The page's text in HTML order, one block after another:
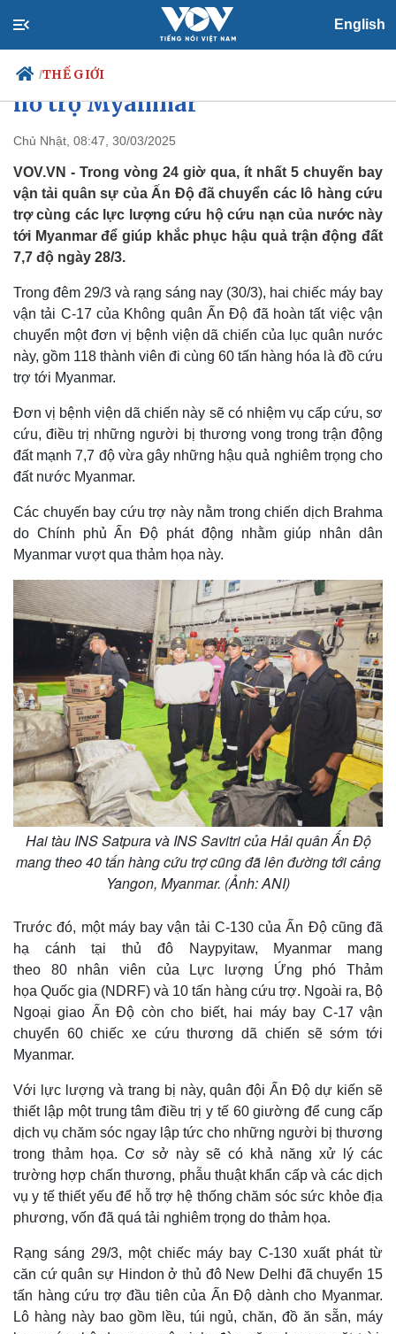
English
/THẾ GIỚI
Chính trị
Đảng
Tổ chức nhân sự
Quốc hội
Nhận diện sự thật
Xã hội
Tin 24h
Dự báo thời tiết
Giáo dục
Dấu ấn VOV
Thế giới
Quan sát
Cuộc sống đó đây
Hồ sơ
Multimedia
Video
Ảnh
E-Magazine
Infographic
Vận tải cơ và tàu hải quân Ấn Độ
đưa lực lượng và hàng hóa sang
hỗ trợ Myanmar
Chủ Nhật, 08:47, 30/03/2025
VOV.VN - Trong vòng 24 giờ qua, ít nhất 5 chuyến bay
vận tải quân sự của Ấn Độ đã chuyển các lô hàng cứu
trợ cùng các lực lượng cứu hộ cứu nạn của nước này
tới Myanmar để giúp khắc phục hậu quả trận động đất
7,7 độ ngày 28/3.
Trong đêm 29/3 và rạng sáng nay (30/3), hai chiếc máy bay
vận tải C-17 của Không quân Ấn Độ đã hoàn tất việc vận
chuyển một đơn vị bệnh viện dã chiến của lục quân nước
này, gồm 118 thành viên đi cùng 60 tấn hàng hóa là đồ cứu
trợ tới Myanmar.
Đơn vị bệnh viện dã chiến này sẽ có nhiệm vụ cấp cứu, sơ
cứu, điều trị những người bị thương vong trong trận động
đất mạnh 7,7 độ vừa gây những hậu quả nghiêm trọng cho
đất nước Myanmar.
Các chuyến bay cứu trợ này nằm trong chiến dịch Brahma
do Chính phủ Ấn Độ phát động nhằm giúp nhân dân
Myanmar vượt qua thảm họa này.
Hai tàu INS Satpura và INS Savitri của Hải quân Ấn Độ
mang theo 40 tấn hàng cứu trợ cũng đã lên đường tới cảng
Yangon, Myanmar. (Ảnh: ANI)
Trước đó, một máy bay vận tải C-130 của Ấn Độ cũng đã
hạ cánh tại thủ đô Naypyitaw, Myanmar mang
theo 80 nhân viên của Lực lượng Ứng phó Thảm
họa Quốc gia (NDRF) và 10 tấn hàng cứu trợ. Ngoài ra, Bộ
Ngoại giao Ấn Độ còn cho biết, hai máy bay C-17 vận
chuyển 60 chiếc xe cứu thương dã chiến sẽ sớm tới
Myanmar.
Với lực lượng và trang bị này, quân đội Ấn Độ dự kiến sẽ
thiết lập một trung tâm điều trị y tế 60 giường để cung cấp
dịch vụ chăm sóc ngay lập tức cho những người bị thương
trong thảm họa. Cơ sở này sẽ có khả năng xử lý các
trường hợp chấn thương, phẫu thuật khẩn cấp và các dịch
vụ y tế thiết yếu để hỗ trợ hệ thống chăm sóc sức khỏe địa
phương, vốn đã quá tải nghiêm trọng do thảm họa.
Rạng sáng 29/3, một chiếc máy bay C-130 xuất phát từ
căn cứ quân sự Hindon ở thủ đô New Delhi đã chuyển 15
tấn hàng cứu trợ đầu tiên của Ấn Độ dành cho Myanmar.
Lô hàng này bao gồm lều, túi ngủ, chăn, đồ ăn sẵn, máy